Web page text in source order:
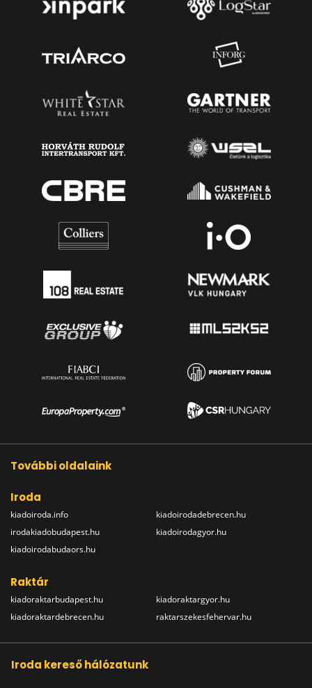
További oldalaink
Iroda
kiadoiroda.info
irodakiadobudapest.hu
kiadoirodabudaors.hu
kiadoirodadebrecen.hu
kiadoirodagyor.hu
Raktár
kiadoraktarbudapest.hu
kiadoraktardebrecen.hu
kiadoraktargyor.hu
raktarszekesfehervar.hu
Iroda kereső hálózatunk